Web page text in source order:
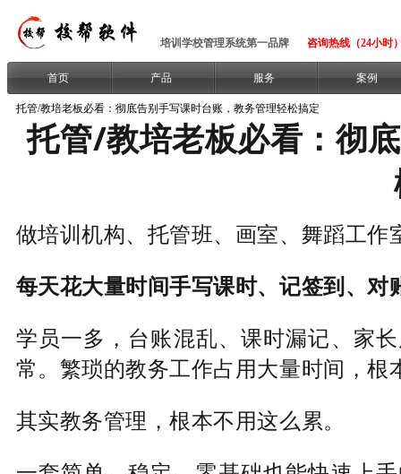
培训学校管理系统第一品牌 咨询热线（24小时
首页 产品 服务 案例
托管/教培老板必看：彻底告别手写课时台账，教务管理轻松搞定
托管/教培老板必看：彻
做培训机构、托管班、画室、舞蹈工
每天花大量时间手写课时、记签到、
学员一多，台账混乱、课时漏记、家
常。繁琐的教务工作占用大量时间，
其实教务管理，根本不用这么累。